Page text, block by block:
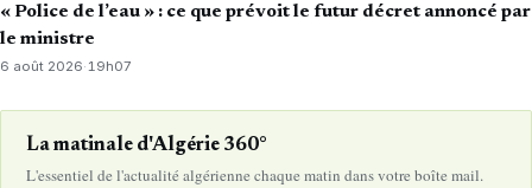
« Police de l’eau » : ce que prévoit le futur décret annoncé par
le ministre
6 août 2026· 19h07
La matinale d'Algérie 360°
L'essentiel de l'actualité algérienne chaque matin dans votre boîte mail.